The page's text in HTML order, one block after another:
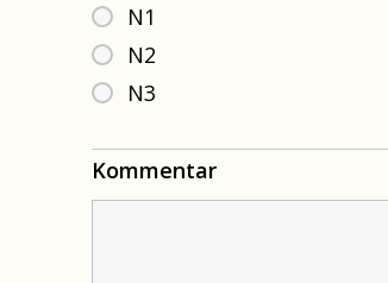
N1
N2
N3
Kommentar